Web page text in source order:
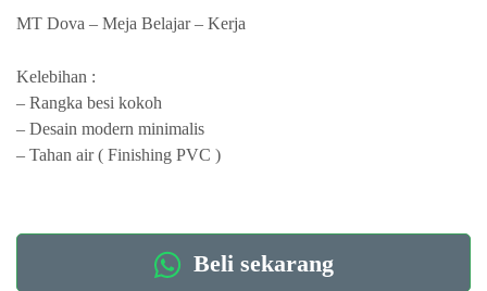
MT Dova – Meja Belajar – Kerja
Kelebihan :
– Rangka besi kokoh
– Desain modern minimalis
– Tahan air ( Finishing PVC )
Beli sekarang